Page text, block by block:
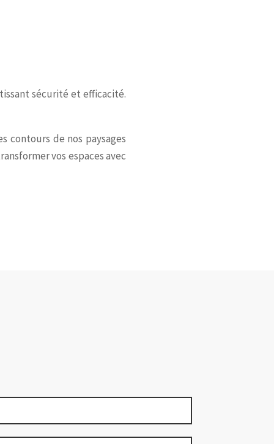
sécurité et efficacité.
contours de nos paysages
vos espaces avec